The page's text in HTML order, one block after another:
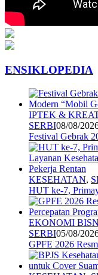
ENSIKLOPEDIA
IPTEK &
SERBI08/08/
Festival Gebrak
KESEHATAN,
HUT ke-7,
EKONOMI
SERBI05/08/
GPFE 2026